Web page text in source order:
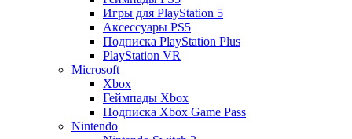
Игры для PlayStation 5
Аксессуары PS5
Подписка PlayStation Plus
PlayStation VR
Microsoft
Xbox
Геймпады Xbox
Подписка Xbox Game Pass
Nintendo